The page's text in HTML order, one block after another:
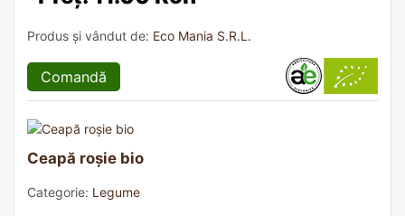
Produs și vândut de: Eco Mania S.R.L.
Comandă
Ceapă roșie bio
Categorie: Legume